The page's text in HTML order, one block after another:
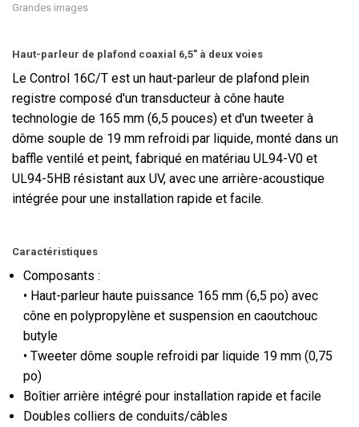
Grandes images
Haut-parleur de plafond coaxial 6,5" à deux voies
Le Control 16C/T est un haut-parleur de plafond plein
registre composé d'un transducteur à cône haute
technologie de 165 mm (6,5 pouces) et d'un tweeter à
dôme souple de 19 mm refroidi par liquide, monté dans un
baffle ventilé et peint, fabriqué en matériau UL94-V0 et
UL94-5HB résistant aux UV, avec une arrière-acoustique
intégrée pour une installation rapide et facile.
Caractéristiques
Composants :
• Haut-parleur haute puissance 165 mm (6,5 po) avec
cône en polypropylène et suspension en caoutchouc
butyle
• Tweeter dôme souple refroidi par liquide 19 mm (0,75
po)
Boîtier arrière intégré pour installation rapide et facile
Doubles colliers de conduits/câbles